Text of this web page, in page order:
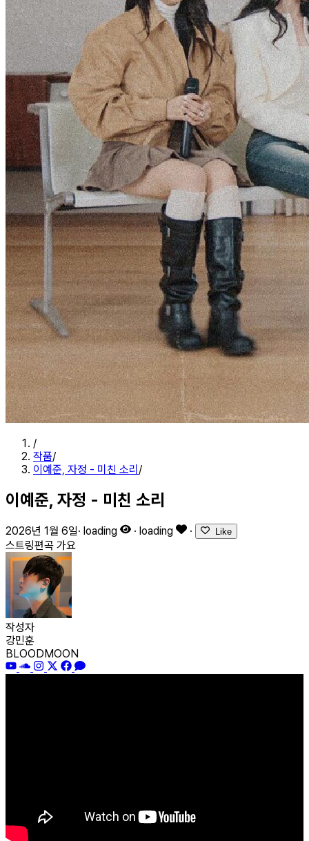
/
작품/
이예준, 자정 - 미친 소리 /
이예준, 자정 - 미친 소리
2026년 1월 6일· loading · loading · Like
스트링편곡 가요
작성자
강민훈
BLOODMOON